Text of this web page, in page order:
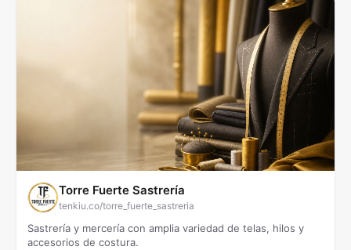
Torre Fuerte Sastrería
tenkiu.co/torre_fuerte_sastreria
Sastrería y mercería con amplia variedad de telas, hilos y
accesorios de costura.